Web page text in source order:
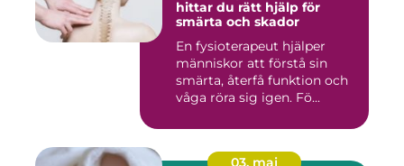
hittar du rätt hjälp för
smärta och skador
En fysioterapeut hjälper
människor att förstå sin
smärta, återfå funktion och
våga röra sig igen. Fö...
03. maj